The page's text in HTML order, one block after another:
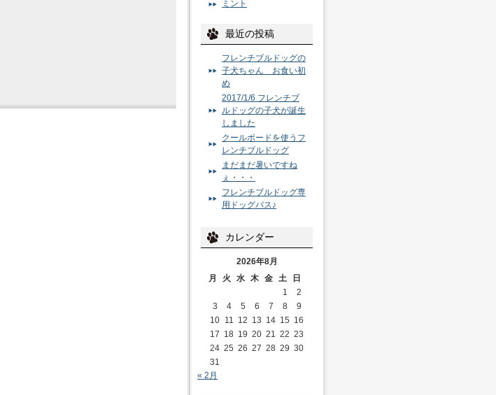
ミント
最近の投稿
フレンチブルドッグの
子犬ちゃん お食い初
め
2017/1/6 フレンチブ
ルドッグの子犬が誕生
しました
クールボードを使うフ
レンチブルドッグ
まだまだ暑いですね
ぇ・・・
フレンチブルドッグ専
用ドッグバス♪
カレンダー
2026年8月
月
火 水 木 金 土
日
1
2
3
4 5 6 7 8
9
10 11 12 13 14 15 16
17 18 19 20 21 22 23
24 25 26 27 28 29 30
31
« 2月